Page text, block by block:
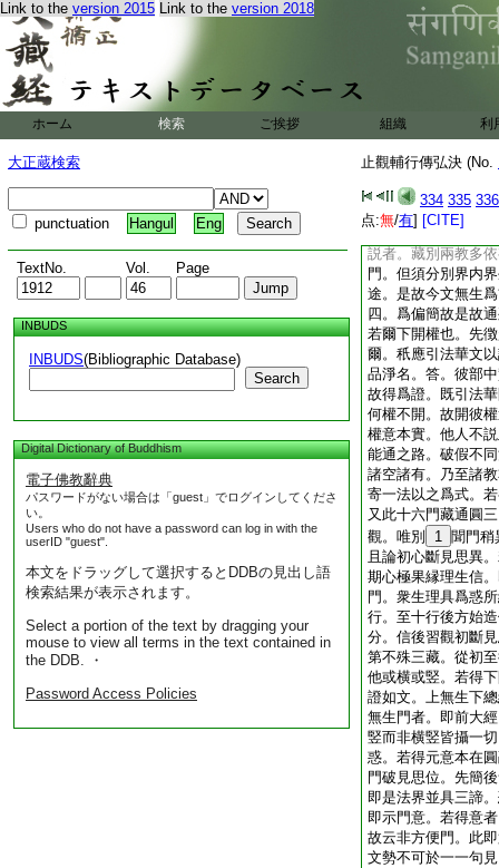
Link to the version 2015 Link to the version 2018
ホーム 検索 ご挨拶 組織 利
大正蔵検索
punctuation Hangul Eng
TextNo. Vol. Page
INBUDS
INBUDS(Bibliographic Database)
Search
Digital Dictionary of Buddhism
電子佛教辭典
パスワードがない場合は「guest」でログインしてくださ
い。
Users who do not have a password can log in with the
userID "guest".
本文をドラッグして選択するとDDBの見出し語
検索結果が表示されます。
Select a portion of the text by dragging your
mouse to view all terms in the text contained in
the DDB. ・
Password Access Policies
止觀輔行傳弘決 (No.
334 335 336
点:無/有] [CITE]
有餘三門中。皆云
言雖稍隱意實周具
寄四門別説其相。
以者何下釋也。何
今論行相四悉隨便
初依教門途轍大體
今明教旨辨十六門
出其元意。意在圓
四隨教曲論。一一
云。藏多用有通多
有。圓教多用非空
説者。藏別兩教多
門。但須分別界内
途。是故今文無生
四。爲偏簡故是故
若爾下開權也。先
爾。秖應引法華文
品淨名。答。彼部
故得爲證。既引法
何權不開。故開彼
權意本實。他人不
能通之路。破假不
諸空諸有。乃至諸
寄一法以之爲式。
又此十六門藏通圓
觀。唯別
1 聞門稍
且論初心斷見思異
期心極果縁理生信
門。衆生理具爲惑
行。至十行後方始
分。信後習觀初斷
第不殊三藏。從初
他或横或竪。若得
證如文。上無生下
無生門者。即前大
竪而非横竪皆攝一
惑。若得元意本在
門破見思位。先簡
即是法界並具三諦
即示門意。若得意
故云非方便門。此
文勢不可於一一句